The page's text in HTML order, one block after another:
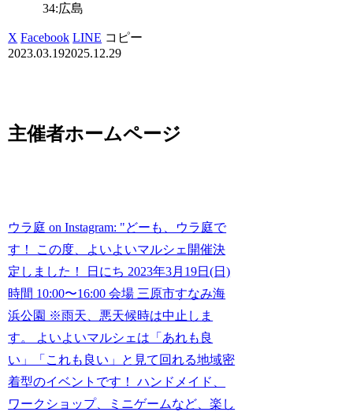
34:広島
X Facebook LINE コピー
2023.03.192025.12.29
主催者ホームページ
ウラ庭 on Instagram: "どーも、ウラ庭で
す！ この度、よいよいマルシェ開催決
定しました！ 日にち 2023年3月19日(日)
時間 10:00〜16:00 会場 三原市すなみ海
浜公園 ※雨天、悪天候時は中止しま
す。 よいよいマルシェは「あれも良
い」「これも良い」と見て回れる地域密
着型のイベントです！ ハンドメイド、
ワークショップ、ミニゲームなど、楽し